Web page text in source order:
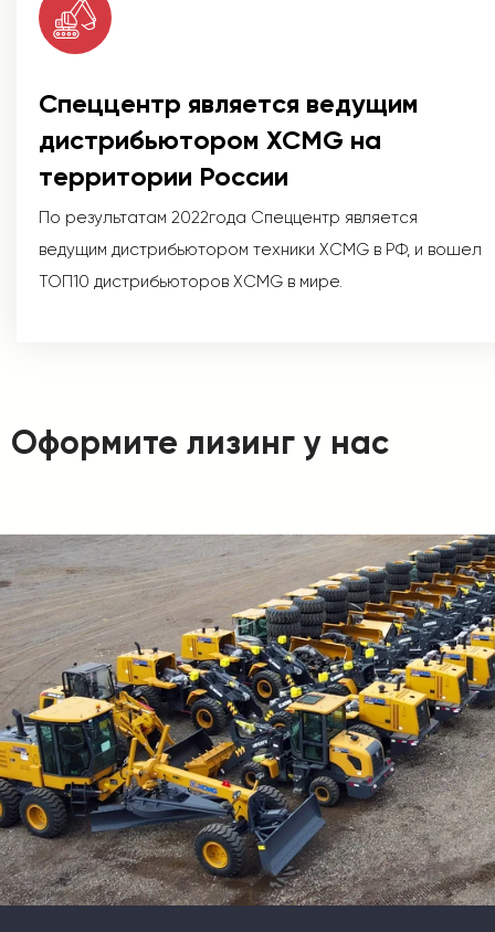
Спеццентр является ведущим
дистрибьютором XCMG на
территории России
По результатам 2022года Спеццентр является
ведущим дистрибьютором техники XCMG в РФ, и вошел
ТОП10 дистрибьюторов XCMG в мире.
Оформите лизинг у нас